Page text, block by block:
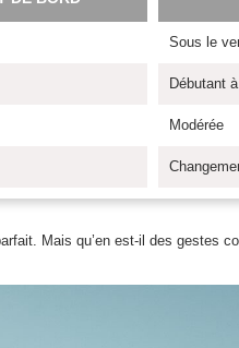
Sous le
Débutant
Modérée
Mais qu’en est-il des gestes